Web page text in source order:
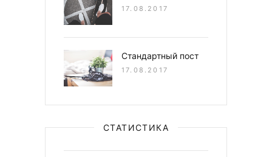
17.08.2017
Стандартный пост
17.08.2017
СТАТИСТИКА